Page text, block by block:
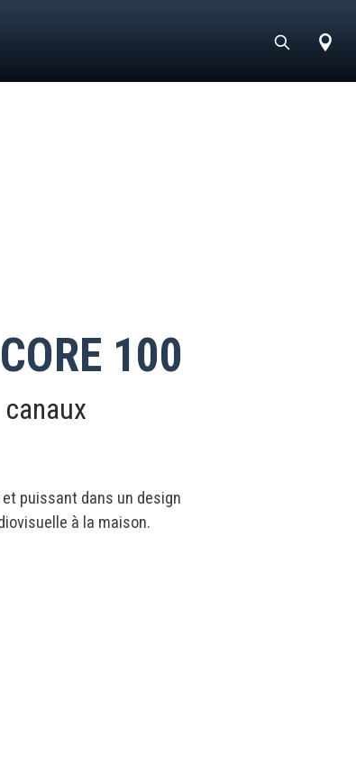
100
puissant dans un design
à la maison.